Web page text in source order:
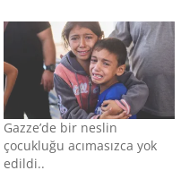
Gazze’de bir neslin
çocukluğu acımasızca yok
edildi..